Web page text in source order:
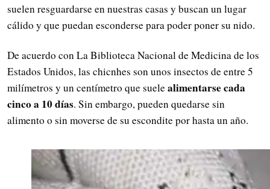
suelen resguardarse en nuestras casas y buscan un lugar
cálido y que puedan esconderse para poder poner su nido.
De acuerdo con La Biblioteca Nacional de Medicina de los
Estados Unidos, las chicnhes son unos insectos de entre 5
milímetros y un centímetro que suelealimentarse cada
cinco a 10 días. Sin embargo, pueden quedarse sin
alimento o sin moverse de su escondite por hasta un año.